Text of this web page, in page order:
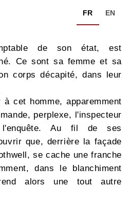
FR EN
de son état, est
Ce sont sa femme et sa
corps décapité, dans leur
cet homme, apparemment
perplexe, l'inspecteur
Au fil de ses
que, derrière la façade
se cache une franche
dans le blanchiment
alors une tout autre